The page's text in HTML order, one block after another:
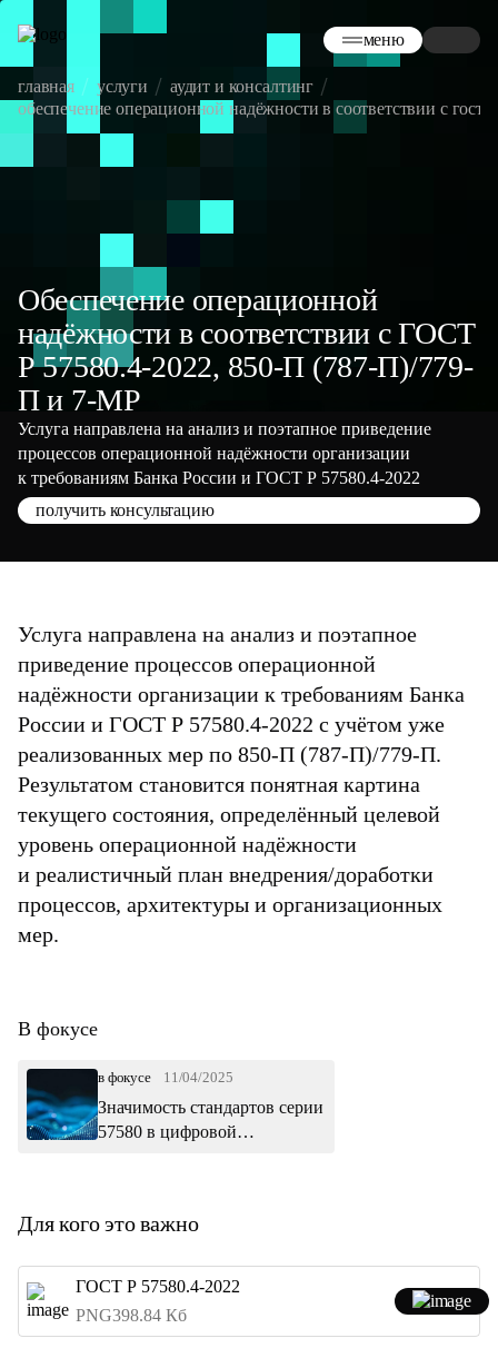
меню
главная услуги
аудит и консалтинг
обеспечение операционной надёжности в соответствии с
Обеспечение операционной
надёжности в соответствии с ГОСТ
Р 57580.4-2022, 850-П (787-П)/779-
П и 7-МР
Услуга направлена на анализ и поэтапное приведение
процессов операционной надёжности организации
к требованиям Банка России и ГОСТ Р 57580.4-2022
получить консультацию
Для кого это важно
ГОСТ Р 57580.4-2022
PNG398.84 Кб
Услуга направлена на анализ и поэтапное
приведение процессов операционной
надёжности организации к требованиям Банка
России и ГОСТ Р 57580.4-2022 с учётом уже
реализованных мер по 850-П (787-П)/779-П.
Результатом становится понятная картина
текущего состояния, определённый целевой
уровень операционной надёжности
и реалистичный план внедрения/доработки
процессов, архитектуры и организационных
мер.
В фокусе
в фокусе 11/04/2025
Значимость стандартов серии
57580 в цифровой